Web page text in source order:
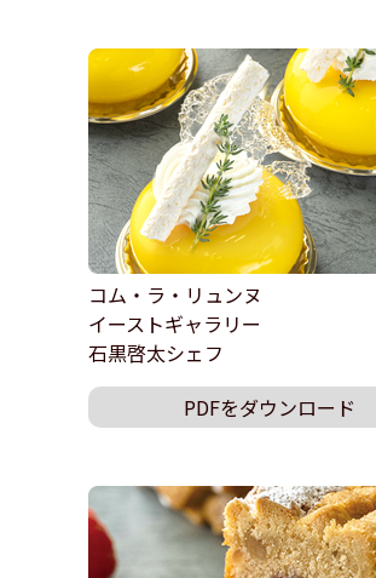
コム・ラ・リュンヌ
イーストギャラリー
石黒啓太シェフ
PDFをダウンロード